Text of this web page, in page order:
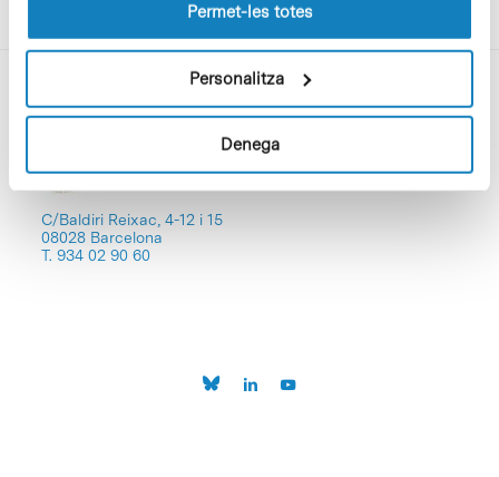
Permet-les totes
Personalitza
Denega
C/Baldiri Reixac, 4-12 i 15
08028 Barcelona
T. 934 02 90 60